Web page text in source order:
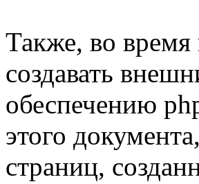
Также, во
создавать
обеспечению
этого
страниц,